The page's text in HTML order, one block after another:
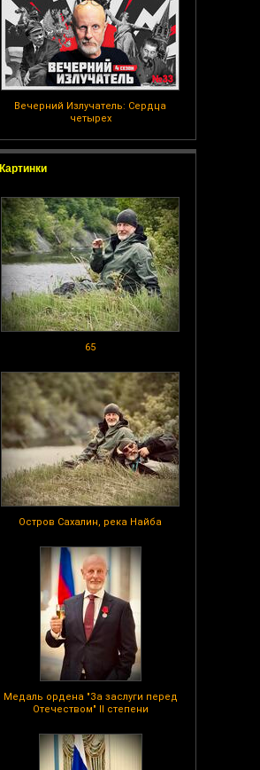
Вечерний Излучатель: Сердца
четырех
Картинки
65
Остров Сахалин, река Найба
Медаль ордена "За заслуги перед
Отечеством" II степени